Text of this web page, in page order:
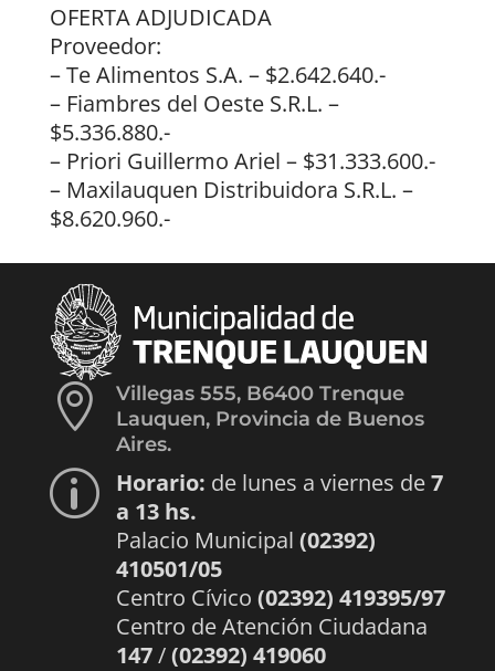
OFERTA ADJUDICADA
Proveedor:
– Te Alimentos S.A. – $2.642.640.-
– Fiambres del Oeste S.R.L. –
$5.336.880.-
– Priori Guillermo Ariel – $31.333.600.-
– Maxilauquen Distribuidora S.R.L. –
$8.620.960.-

Villegas 555, B6400 Trenque
Lauquen, Provincia de Buenos
Aires.
p Horario: de lunes a viernes de7
a 13 hs.
Palacio Municipal (02392)
410501/05
Centro Cívico (02392) 419395/97
Centro de Atención Ciudadana
147/(02392) 419060